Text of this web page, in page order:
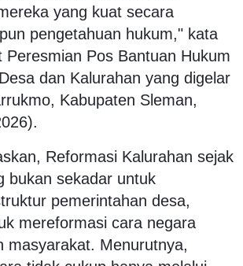
yang kuat secara
pengetahuan hukum," kata
Peresmian Pos Bantuan Hukum
dan Kalurahan yang digelar
Kabupaten Sleman,
Reformasi Kalurahan sejak
bukan sekadar untuk
pemerintahan desa,
mereformasi cara negara
masyarakat. Menurutnya,